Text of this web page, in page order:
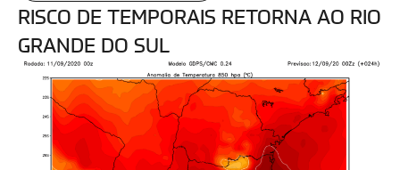
RISCO DE TEMPORAIS RETORNA AO RIO
GRANDE DO SUL